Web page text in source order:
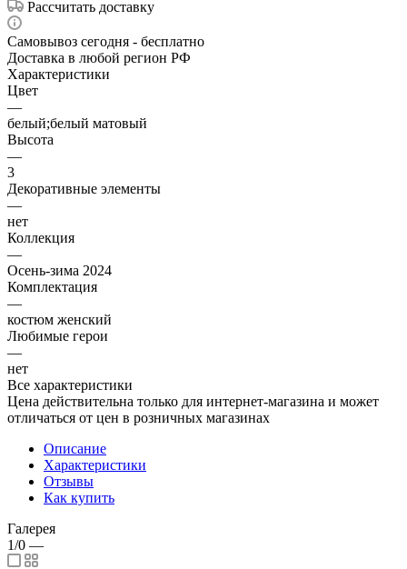
Рассчитать доставку
Самовывоз сегодня - бесплатно
Доставка в любой регион РФ
Характеристики
Цвет
—
белый;белый матовый
Высота
—
3
Декоративные элементы
—
нет
Коллекция
—
Осень-зима 2024
Комплектация
—
костюм женский
Любимые герои
—
нет
Все характеристики
Цена действительна только для интернет-магазина и может
отличаться от цен в розничных магазинах
Описание
Характеристики
Отзывы
Как купить
Галерея
1/0 —